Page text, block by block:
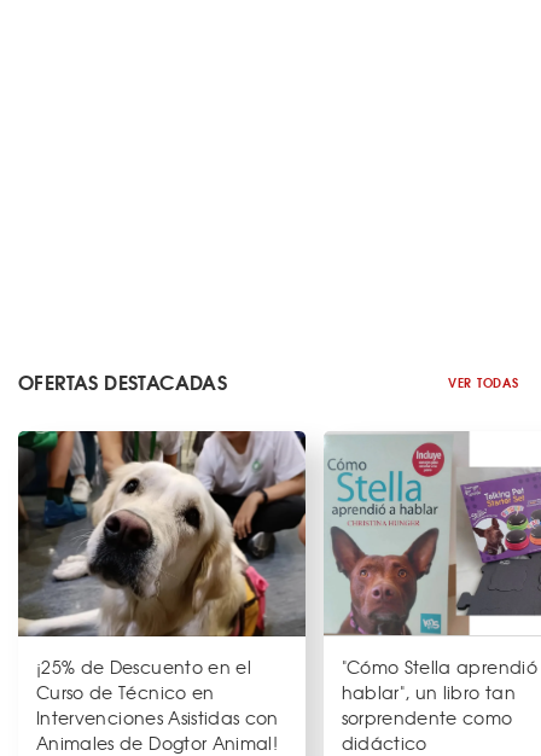
OFERTAS DESTACADAS VER TODAS
¡25% de Descuento en el
Curso de Técnico en
Intervenciones Asistidas con
Animales de Dogtor Animal!
"Cómo Stella
hablar", un libro tan
sorprendente como
didáctico